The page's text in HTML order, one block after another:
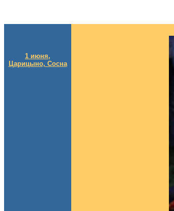
1 июня,
Царицыно, Сосна